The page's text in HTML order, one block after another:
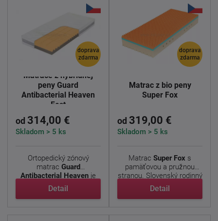
doprava
zdarma
Matrace z hybridnej
peny Guard
Antibacterial Heaven
Fest
od 314,00 €
Skladom > 5 ks
Ortopedický zónový
matrac Guard
Antibacterial Heaven je
vhodný pre ...
Detail
doprava
zdarma
Matrac z bio peny
Super Fox
od 319,00 €
Skladom > 5 ks
Matrac Super Fox s
pamäťovou a pružnou
stranou. Slovenský rodinný
...
Detail